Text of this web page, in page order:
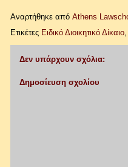
Αναρτήθηκε από Athens
Ετικέτες Ειδικό Διοικητικό Δίκαιο,
Δεν υπάρχουν σχόλια:
Δημοσίευση σχολίου